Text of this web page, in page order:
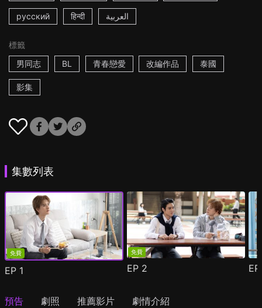
русский हिन्दी العربية
標籤
男同志
BL 青春戀愛 改編作品 泰國
影集
集數列表
免費
EP 1
免費
EP 2
預告 劇照 推薦影片 劇情介紹